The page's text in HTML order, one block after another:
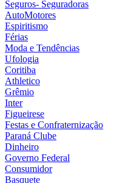
Seguros- Seguradoras
AutoMotores
Espiritismo
Férias
Moda e Tendências
Ufologia
Coritiba
Athletico
Grêmio
Inter
Figueirese
Festas e Confraternização
Paraná Clube
Dinheiro
Governo Federal
Consumidor
Basquete